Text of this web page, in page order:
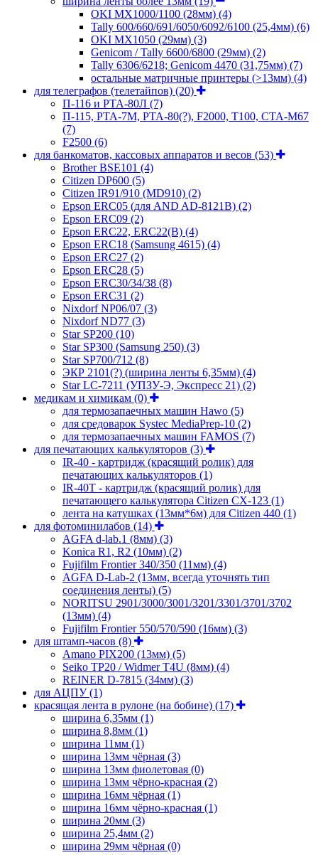
OKI MX1000/1100 (28мм) (4)
Tally 600/660/691/6050/6092/6100 (25,4мм) (6)
OKI MX1050 (29мм) (3)
Genicom / Tally 6600/6800 (29мм) (2)
Tally 6306/6218; Genicom 4470 (31,75мм) (7)
остальные матричные принтеры (>13мм) (4)
для телеграфов (телетайпов) (20)
П-116 и РТА-80Л (7)
П-115, РТА-7М, РТА-80(?), F2000, T100, СТА-М67
(7)
F2500 (6)
для банкоматов, кассовых аппаратов и весов (53)
Brother BSE101 (4)
Citizen DP600 (5)
Citizen IR91/910 (MD910) (2)
Epson ERC05 (для AND AD-8121B) (2)
Epson ERC09 (2)
Epson ERC22, ERC22(B) (4)
Epson ERC18 (Samsung 4615) (4)
Epson ERC27 (2)
Epson ERC28 (5)
Epson ERC30/34/38 (8)
Epson ERC31 (2)
Nixdorf NP06/07 (3)
Nixdorf ND77 (3)
Star SP200 (10)
Star SP300 (Samsung 250) (3)
Star SP700/712 (8)
ЭКР 2101(?) (ширина ленты 6,35мм) (4)
Star LC-7211 (УПЗУ-Э, Экспресс 21) (2)
медикам и химикам (0)
для термозапаечных машин Hawo (5)
для средоварок Systec MediaPrep-10 (2)
для термозапаечных машин FAMOS (7)
для печатающих калькуляторов (3)
IR-40 - картридж (красящий ролик) для
печатающих калькуляторов (1)
IR-40T - картридж (красящий ролик) для
печатающего калькулятора Citizen CX-123 (1)
лента на катушках (13мм*6м) для Citizen 440 (1)
для фотоминилабов (14)
AGFA d-lab.1 (8мм) (3)
Konica R1, R2 (10мм) (2)
Fujifilm Frontier 340/350 (11мм) (4)
AGFA D-Lab-2 (13мм, всегда уточнять тип
соединения ленты) (5)
NORITSU 2901/3000/3001/3201/3301/3701/3702
(13мм) (4)
Fujifilm Frontier 550/570/590 (16мм) (3)
для штамп-часов (8)
Amano PIX200 (13мм) (5)
Seiko TP20 / Widmer T4U (8мм) (4)
REINER D-7815 (34мм) (3)
для АЦПУ(1)
красящая лента в рулоне (на бобине) (17)
ширина 6,35мм (1)
ширина 8,8мм (1)
ширина 11мм (1)
ширина 13мм чёрная (3)
ширина 13мм фиолетовая (0)
ширина 13мм чёрно-красная (2)
ширина 16мм чёрная (1)
ширина 16мм чёрно-красная (1)
ширина 20мм (3)
ширина 25,4мм (2)
ширина 29мм чёрная (0)